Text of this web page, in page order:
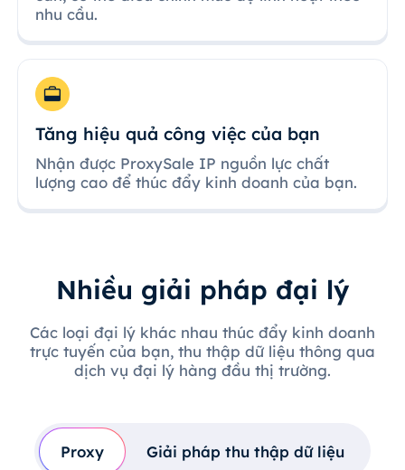
nhu cầu.
Tăng hiệu quả công việc của bạn
Nhận được ProxySale IP nguồn lực chất
lượng cao để thúc đẩy kinh doanh của bạn.
Nhiều giải pháp đại lý
Các loại đại lý khác nhau thúc đẩy kinh doanh
trực tuyến của bạn, thu thập dữ liệu thông qua
dịch vụ đại lý hàng đầu thị trường.
Proxy Giải pháp thu thập dữ liệu